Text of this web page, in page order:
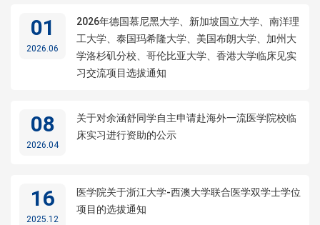
01
2026.06
2026年德国慕尼黑大学、新加坡国立大学、南洋理
工大学、泰国玛希隆大学、美国布朗大学、加州大
学洛杉矶分校、哥伦比亚大学、香港大学临床见实
习交流项目选拔通知
08
2026.04
关于对余涵舒同学自主申请赴海外一流医学院校临
床实习进行资助的公示
16
2025.12
医学院关于浙江大学-西澳大学联合医学双学士学位
项目的选拔通知